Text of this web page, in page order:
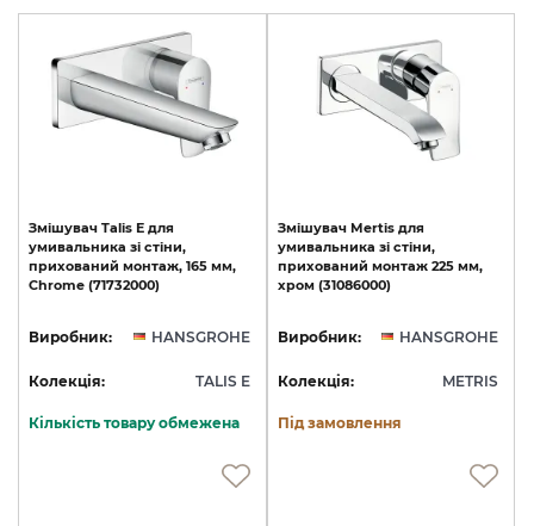
Змішувач Talis E для
умивальника зі стіни,
прихований монтаж, 165 мм,
Chrome (71732000)
Виробник: HANSGROHE
Колекція: TALIS E
Кількість товару обмежена
Змішувач Mertis для
умивальника зі стіни,
прихований монтаж 225 мм,
хром (31086000)
Виробник: HANSGROHE
Колекція: METRIS
Під замовлення